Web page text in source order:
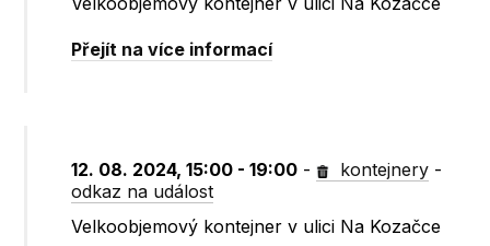
Přejít na více informací
12. 08. 2024, 15:00 - 19:00 - kontejnery -
odkaz na událost
Velkoobjemový kontejner v ulici Na Kozačce